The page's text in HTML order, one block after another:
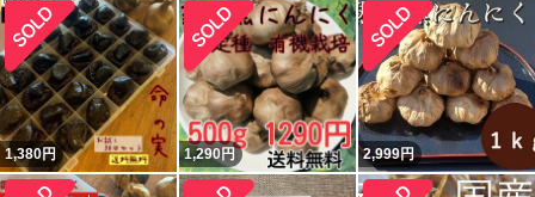
1,380円 1,290円 2,999円